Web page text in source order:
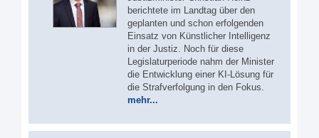
berichtete im Landtag über den
geplanten und schon erfolgenden
Einsatz von Künstlicher Intelligenz
in der Justiz. Noch für diese
Legislaturperiode nahm der Minister
die Entwicklung einer KI-Lösung für
die Strafverfolgung in den Fokus.
mehr...